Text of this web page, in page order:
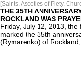
[Saints. Asceties of Piety.
THE 35TH
ROCKLAND WAS
Friday, July 12, 2013, the
marked the 35th
(Rymarenko) of